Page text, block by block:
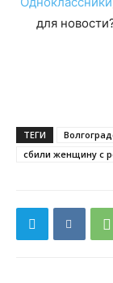
для
ТЕГИ
сбили женщину с